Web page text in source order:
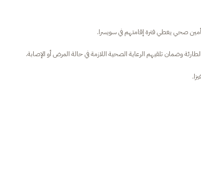
صحي يغطي فترة إقامتهم في سويسرا.
وضمان تلقيهم الرعاية الصحية اللازمة في حالة المرض أو الإصابة.